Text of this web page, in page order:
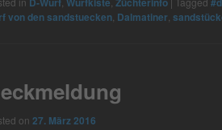
von den sandstuecken Dalmatiner
on 27. März 2016